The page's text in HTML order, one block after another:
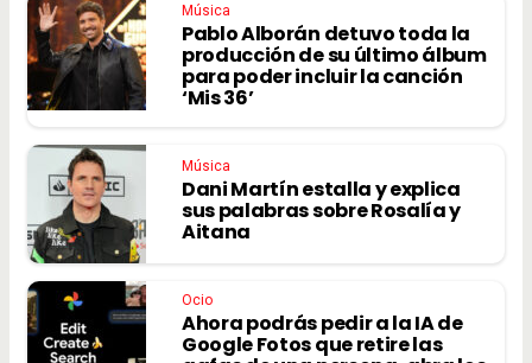
Música
Pablo Alborán detuvo toda la
producción de su último álbum
para poder incluir la canción
‘Mis 36’
Música
Dani Martín estalla y explica
sus palabras sobre Rosalía y
Aitana
Ocio
Ahora podrás pedir a la IA de
Google Fotos que retire las